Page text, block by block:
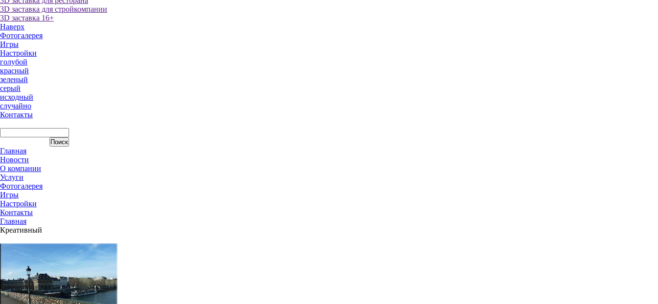
3D заставка для стройкомпании
3D заставка 16+
Наверх
Фотогалерея
Игры
Настройки
голубой
красный
зеленый
серый
исходный
случайно
Контакты
Главная
Новости
О компании
Услуги
Фотогалерея
Игры
Наcтройки
Контакты
Главная
Креативный